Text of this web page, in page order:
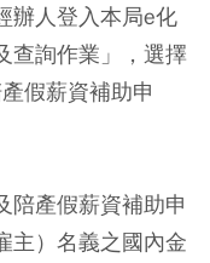
辦人登入本局e化
查詢作業」，選擇
假薪資補助申
陪產假薪資補助申
主）名義之國內金